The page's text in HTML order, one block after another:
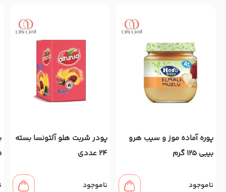
پوره آماده موز و سیب هرو
بیبی 125 گرم
ناموجود
پودر شربت هلو آلتونسا بسته
24 عددی
ناموجود